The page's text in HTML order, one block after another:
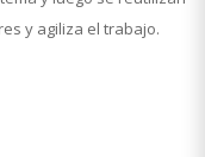
y agiliza el trabajo.